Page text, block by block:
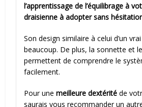
l’apprentissage de l’équilibrage à
draisienne à adopter sans
Son design similaire à celui d’un
beaucoup. De plus, la sonnette et
permettent de comprendre le
facilement.
Pour unemeilleure dextérité de
saurais vous recommander un